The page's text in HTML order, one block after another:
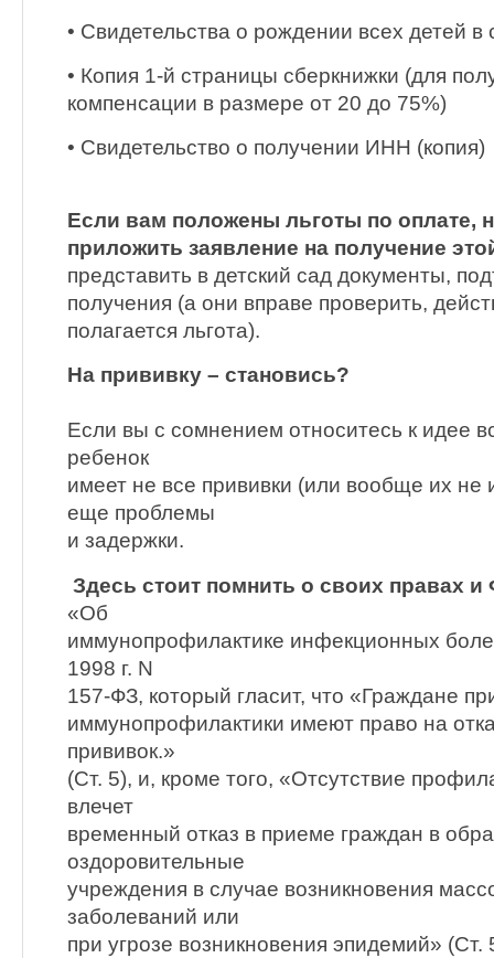
• Свидетельства о рождении всех детей в
• Копия 1-й страницы сберкнижки (для
компенсации в размере от 20 до 75%)
• Свидетельство о получении ИНН (копия)
Если вам положены льготы по оплате,
приложить заявление на получение
представить в детский сад документы,
получения (а они вправе проверить,
полагается льгота).
На прививку – становись?
Если вы с сомнением относитесь к идее
ребенок
имеет не все прививки (или вообще их
еще проблемы
и задержки.
Здесь стоит помнить о своих правах
«Об
иммунопрофилактике инфекционных
1998 г. N
157-ФЗ, который гласит, что «Граждане
иммунопрофилактики имеют право на
прививок.»
(Ст. 5), и, кроме того, «Отсутствие
влечет
временный отказ в приеме граждан в
оздоровительные
учреждения в случае возникновения
заболеваний или
при угрозе возникновения эпидемий» (Ст.